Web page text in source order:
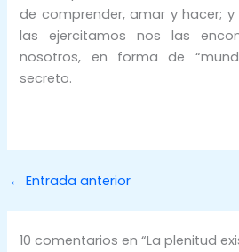
de comprender, amar y hacer;
las ejercitamos nos las
nosotros, en forma de
secreto.
← Entrada anterior
10 comentarios en “La plenitud